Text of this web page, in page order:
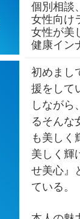
個別相談
女性向け
女性が美
健康イン
初めまし
援をして
しながら
るそんな
も美しく
美しく輝
せ美心』
ている。